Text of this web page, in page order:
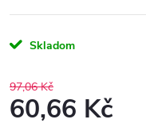
Skladom
97,06 Kč
60,66 Kč